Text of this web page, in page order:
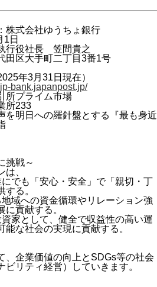
株式会社ゆうちょ銀行
1日
行役社長 笠間貴之
田区大手町二丁目3番1号
年3月31日現在）
bank.japanpost.jp/
所プライム市場
所233
を明日への羅針盤とする『最も身近
挑戦～
、
にでも「安心・安全」で「親切・丁
る。
地域への資金循環やリレーション強
貢献する。
資家として、健全で収益性の高い運
な社会の実現に貢献する。
、企業価値の向上とSDGs等の社会
リティ経営）していきます。